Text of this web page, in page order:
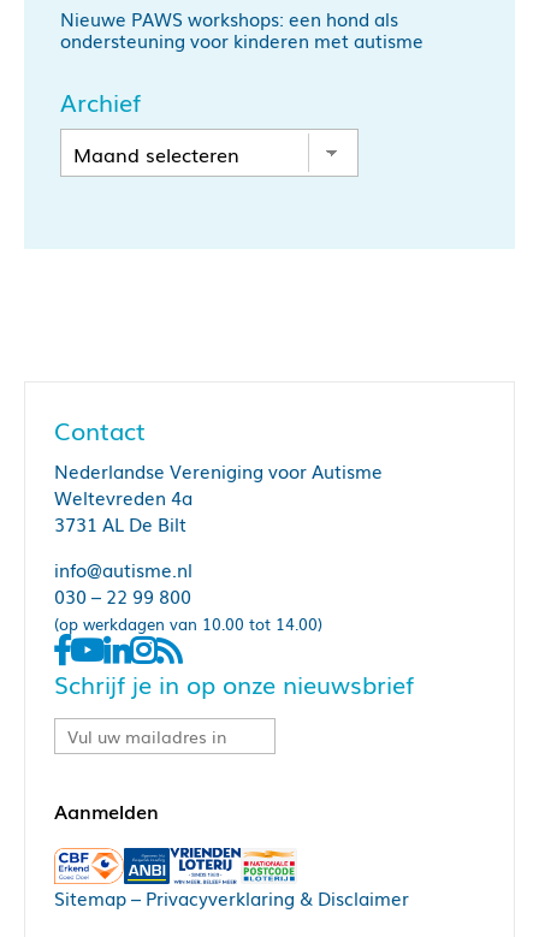
Nieuwe PAWS workshops: een hond als
ondersteuning voor kinderen met autisme
Archief
Contact
Nederlandse Vereniging voor Autisme
Weltevreden 4a
3731 AL De Bilt
info@autisme.nl
030 – 22 99 800
(op werkdagen van 10.00 tot 14.00)
Schrijf je in op onze nieuwsbrief
Sitemap– Privacyverklaring & Disclaimer